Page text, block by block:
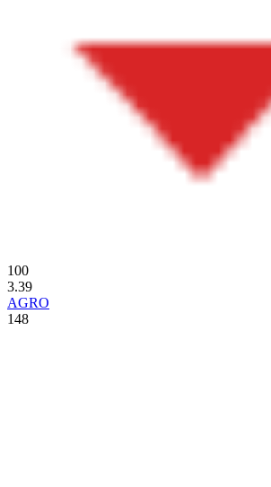
100
3.39
AGRO
148